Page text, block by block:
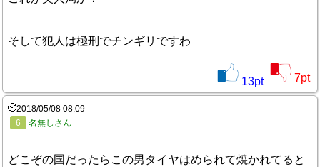
そして犯人は極刑でチンギリですわ
13pt 7pt
2018/05/08 08:09
6
名無しさん
どこぞの国だったらこの男タイヤはめられて焼かれてると